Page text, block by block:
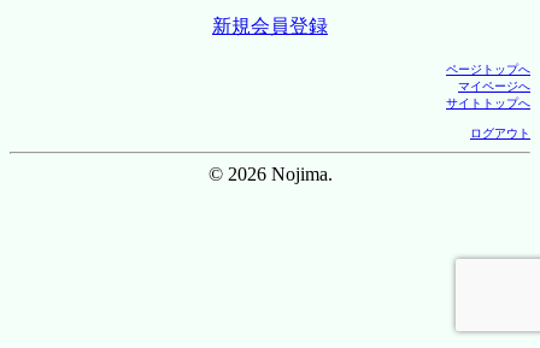
新規会員登録
ページトップへ
マイページへ
サイトトップへ
ログアウト
© 2026 Nojima.